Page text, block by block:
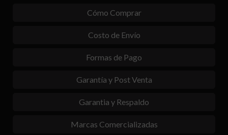
Cómo Comprar
Costo de Envío
Formas de Pago
Garantía y Post Venta
Garantia y Respaldo
Marcas Comercializadas